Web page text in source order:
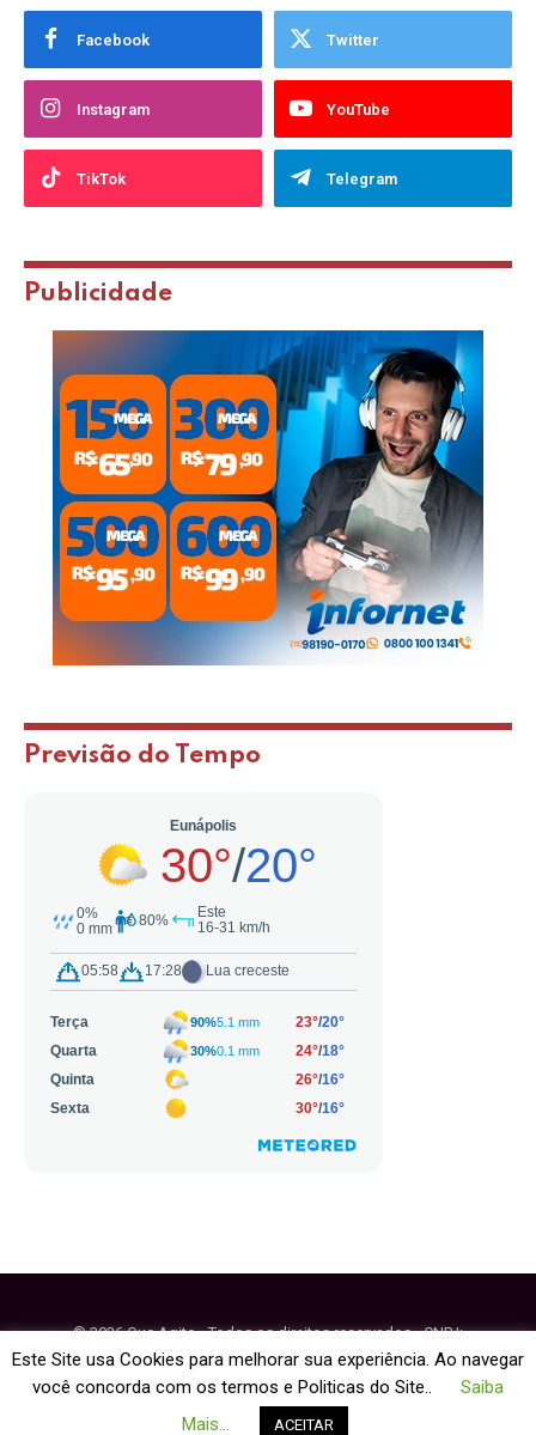
Facebook Twitter
Instagram YouTube
TikTok Telegram
Publicidade
Previsão do Tempo
© 2026 Que Agito - Todos os direitos reservados - CNPJ:
64.884.270/0001-95
Política de Cookies
Este Site usa Cookies para melhorar sua experiência. Ao navegar
você concorda com os termos e Politicas do Site..
Saiba
Mais...
ACEITAR